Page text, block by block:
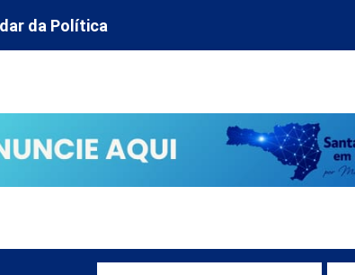
da Política